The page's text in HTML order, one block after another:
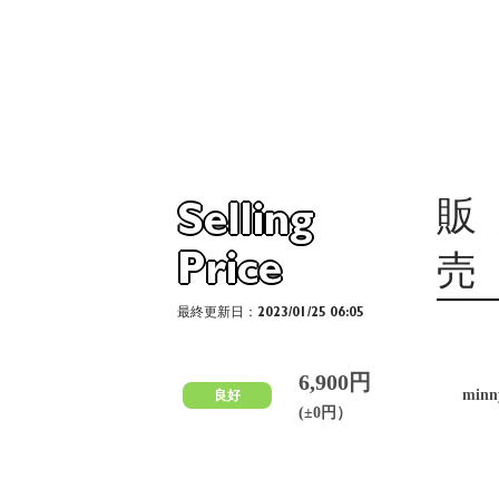
Selling
Price
販
売
最終更新日：2023/01/25 06:05
良好
6,900円
(±0円）